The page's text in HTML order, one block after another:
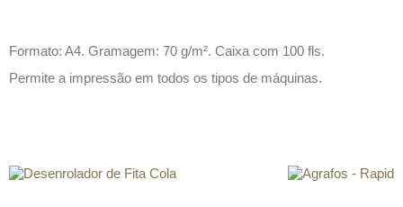
Formato: A4. Gramagem: 70 g/m². Caixa com 100 fls.
Permite a impressão em todos os tipos de máquinas.